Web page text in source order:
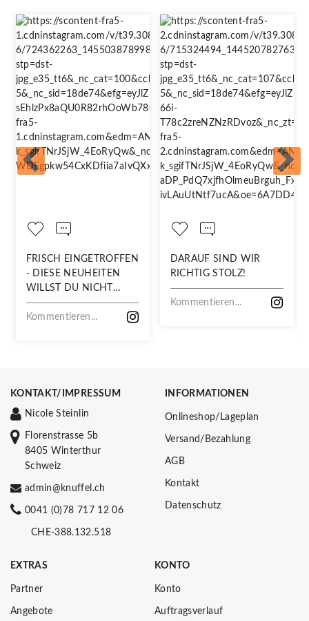
FRISCH EINGETROFFEN
- DIESE NEUHEITEN
WILLST DU NICHT
VERPASSEN!
Kommentieren...
DARAUF SIND WIR
RICHTIG STOLZ!
Kommentieren...
KONTAKT/IMPRESSUM
Nicole Steinlin
Florenstrasse 5b
8405 Winterthur
Schweiz
admin@knuffel.ch
0041 (0)78 717 12 06
CHE-388.132.518
INFORMATIONEN
Onlineshop/Lageplan
Versand/Bezahlung
AGB
Kontakt
Datenschutz
EXTRAS
Partner
Angebote
KONTO
Konto
Auftragsverlauf